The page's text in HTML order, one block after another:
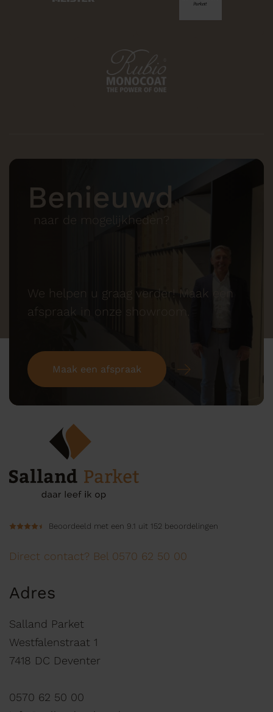
Benieuwd
naar de mogelijkheden?
We helpen u graag verder! Maak een
afspraak in onze showroom.
Maak een afspraak
Beoordeeld met een 9.1 uit 152 beoordelingen
Direct contact? Bel 0570 62 50 00
Adres
Salland Parket
Westfalenstraat 1
7418 DC Deventer
0570 62 50 00